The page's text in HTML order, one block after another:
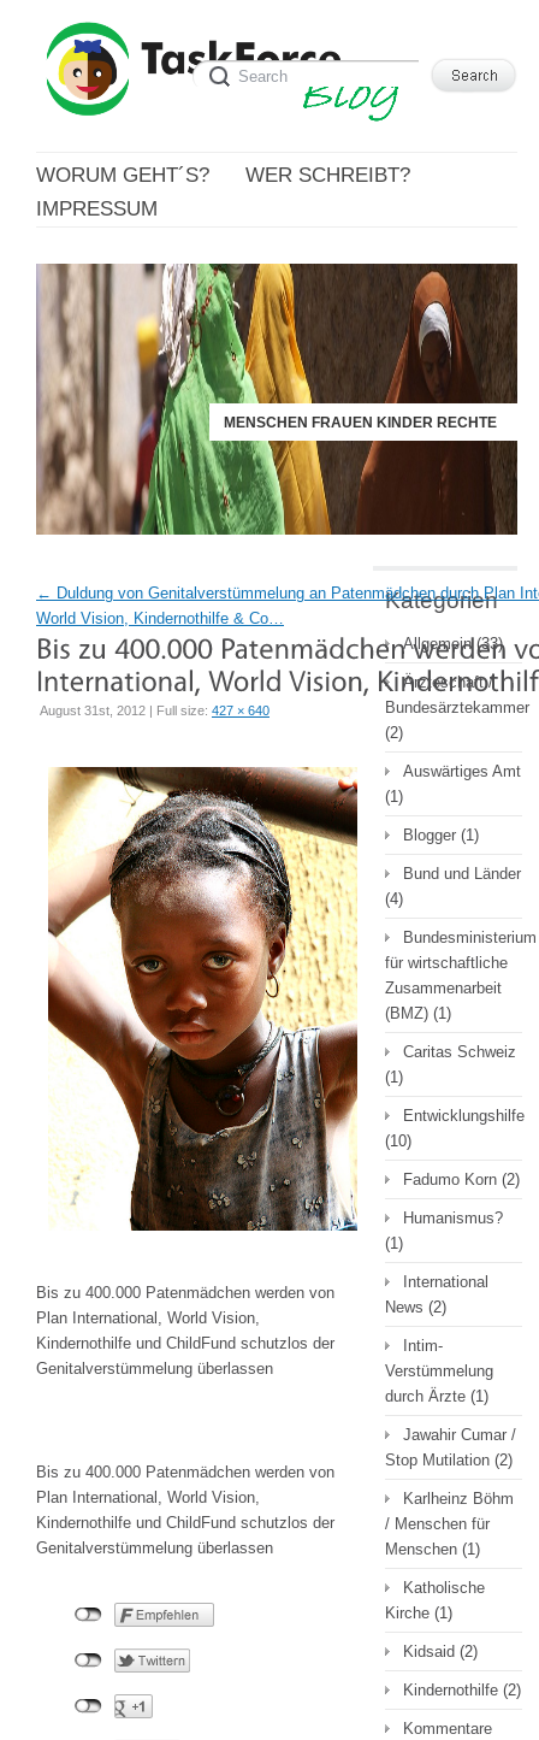
WORUM GEHT´S?
WER SCHREIBT?
IMPRESSUM
MENSCHEN FRAUEN KINDER RECHTE
← Duldung von Genitalverstümmelung an Patenmädchen durch Plan
World Vision, Kindernothilfe & Co…
August 31st, 2012 | Full size: 427 × 640
Bis zu 400.000 Patenmädchen werden von
Plan International, World Vision,
Kindernothilfe und ChildFund schutzlos der
Genitalverstümmelung überlassen
Bis zu 400.000 Patenmädchen werden von
Plan International, World Vision,
Kindernothilfe und ChildFund schutzlos der
Genitalverstümmelung überlassen
Kategorien
Allgemein(33)
Ärzteschaft /
Bundesärztekammer
(2)
Auswärtiges Amt
(1)
Blogger (1)
Bund und Länder
(4)
Bundesministerium
für wirtschaftliche
Zusammenarbeit
(BMZ) (1)
Caritas Schweiz
(1)
Entwicklungshilfe
(10)
Fadumo Korn (2)
Humanismus?
(1)
International
News (2)
Intim-
Verstümmelung
durch Ärzte (1)
Jawahir Cumar /
Stop Mutilation (2)
Karlheinz Böhm
/ Menschen für
Menschen (1)
Katholische
Kirche (1)
Kidsaid (2)
Kindernothilfe (2)
Kommentare